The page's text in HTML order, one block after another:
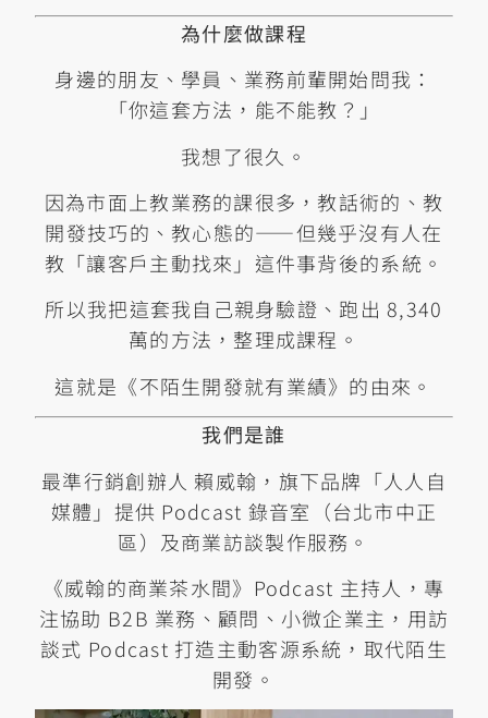
為什麼做課程
身邊的朋友、學員、業務前輩開始問我：
「你這套方法，能不能教？」
我想了很久。
因為市面上教業務的課很多，教話術的、教
開發技巧的、教心態的——但幾乎沒有人在
教「讓客戶主動找來」這件事背後的系統。
所以我把這套我自己親身驗證、跑出 8,340
萬的方法，整理成課程。
這就是《不陌生開發就有業績》的由來。
我們是誰
最準行銷創辦人 賴威翰，旗下品牌「人人自
媒體」提供 Podcast 錄音室（台北市中正
區）及商業訪談製作服務。
《威翰的商業茶水間》Podcast 主持人，專
注協助 B2B 業務、顧問、小微企業主，用訪
談式 Podcast 打造主動客源系統，取代陌生
開發。